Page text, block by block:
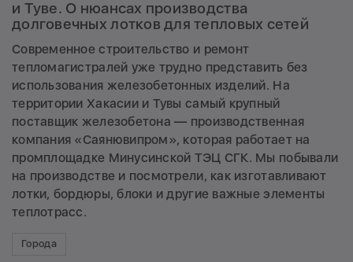
и Туве. О нюансах производства
долговечных лотков для тепловых сетей
Современное строительство и ремонт
тепломагистралей уже трудно представить без
использования железобетонных изделий. На
территории Хакасии и Тувы самый крупный
поставщик железобетона — производственная
компания «Саянювипром», которая работает на
промплощадке Минусинской ТЭЦ СГК. Мы побывали
на производстве и посмотрели, как изготавливают
лотки, бордюры, блоки и другие важные элементы
теплотрасс.
Города